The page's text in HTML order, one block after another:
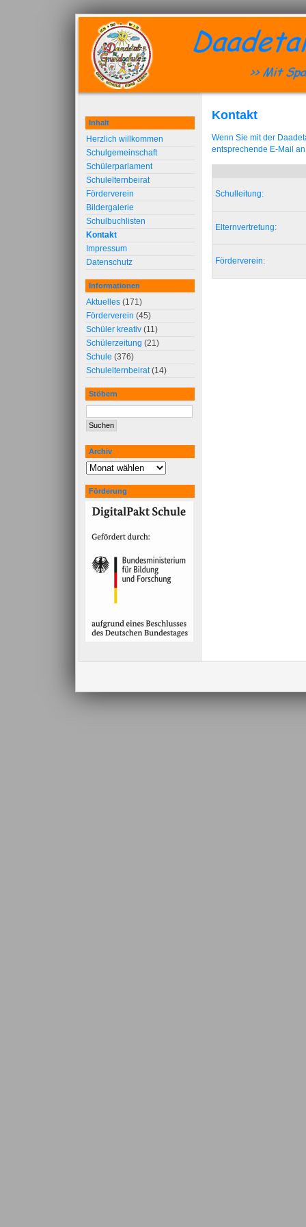
Kontakt
Wenn Sie mit der
entsprechende E-Mail
Schulleitung:
Elternvertretung:
Förderverein:
Inhalt
Herzlich willkommen
Schulgemeinschaft
Schülerparlament
Schulelternbeirat
Förderverein
Bildergalerie
Schulbuchlisten
Kontakt
Impressum
Datenschutz
Informationen
Aktuelles (171)
Förderverein (45)
Schüler kreativ (11)
Schülerzeitung (21)
Schule (376)
Schulelternbeirat(14)
Stöbern
Archiv
Förderung